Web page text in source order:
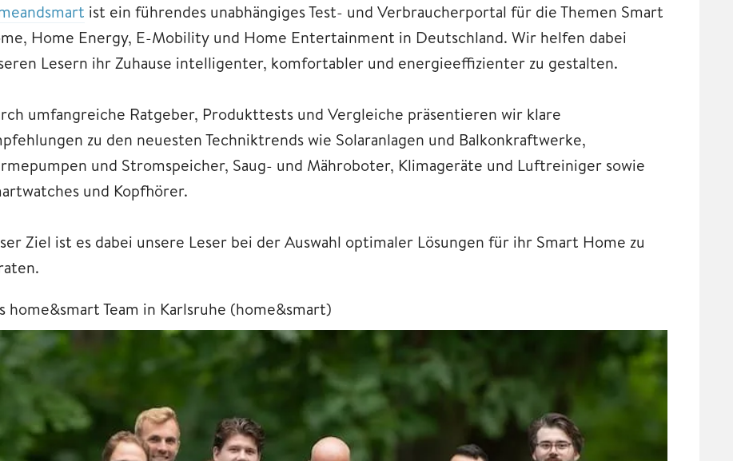
ist ein führendes unabhängiges Test- und Verbraucherportal für die Themen Smart
Home Energy, E-Mobility und Home Entertainment in Deutschland. Wir helfen dabei
Lesern ihr Zuhause intelligenter, komfortabler und energieeffizienter zu gestalten.
umfangreiche Ratgeber, Produkttests und Vergleiche präsentieren wir klare
zu den neuesten Techniktrends wie Solaranlagen und Balkonkraftwerke,
und Stromspeicher, Saug- und Mähroboter, Klimageräte und Luftreiniger sowie
und Kopfhörer.
Ziel ist es dabei unsere Leser bei der Auswahl optimaler Lösungen für ihr Smart Home zu
home&smart Team in Karlsruhe (home&smart)